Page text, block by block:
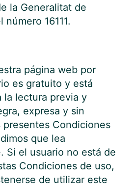
la Generalitat de
16111.
página web por
es gratuito y está
la lectura previa y
expresa y sin
presentes Condiciones
que lea
Si el usuario no está de
Condiciones de uso,
de utilizar este